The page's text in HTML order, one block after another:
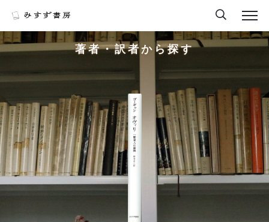
著者・訳者から探す